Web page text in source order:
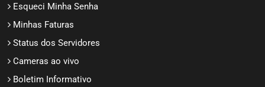
Esqueci Minha Senha
Minhas Faturas
Status dos Servidores
Cameras ao vivo
Boletim Informativo